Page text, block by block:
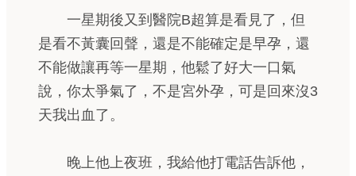
一星期後又到醫院B超算是看見了，但
是看不黃囊回聲，還是不能確定是早孕，還
不能做讓再等一星期，他鬆了好大一口氣
說，你太爭氣了，不是宮外孕，可是回來沒3
天我出血了。
晚上他上夜班，我給他打電話告訴他，